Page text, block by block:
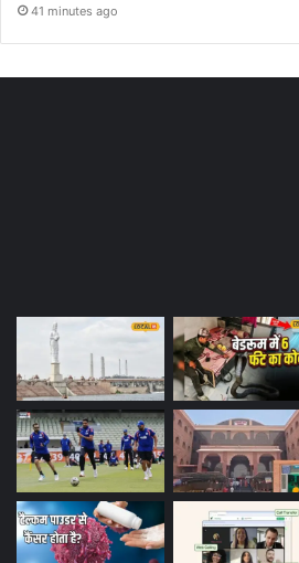
41 minutes ago